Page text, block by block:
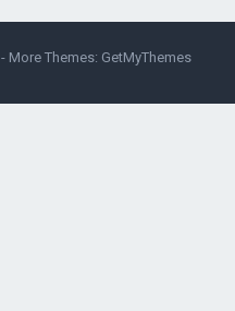
- More Themes: GetMyThemes